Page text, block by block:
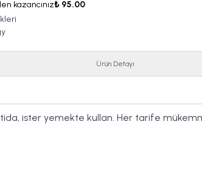
kazancınız₺ 95.00
Ürün Detayı
ister yemekte kullan. Her tarife